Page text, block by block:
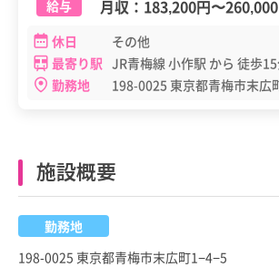
給与 月収： 183,200円〜
休日
その他
最寄り駅 JR青梅線 小作駅 から 徒歩
勤務地
198-0025 東京都青梅市末広
施設概要
勤務地
198-0025 東京都青梅市末広町1−4−5